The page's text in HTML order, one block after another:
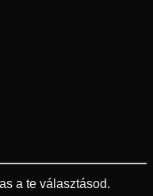
a te választásod.